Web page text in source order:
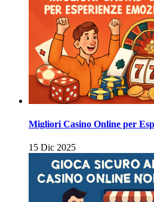
Migliori Casino Online per
15 Dic 2025